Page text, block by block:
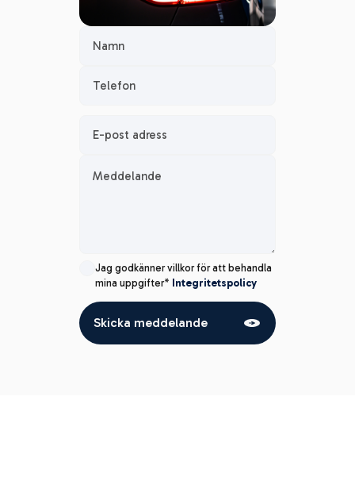
Namn
Telefon
E-post adress
Meddelande
Jag godkänner villkor för att behandla
mina uppgifter* Integritetspolicy
Skicka meddelande